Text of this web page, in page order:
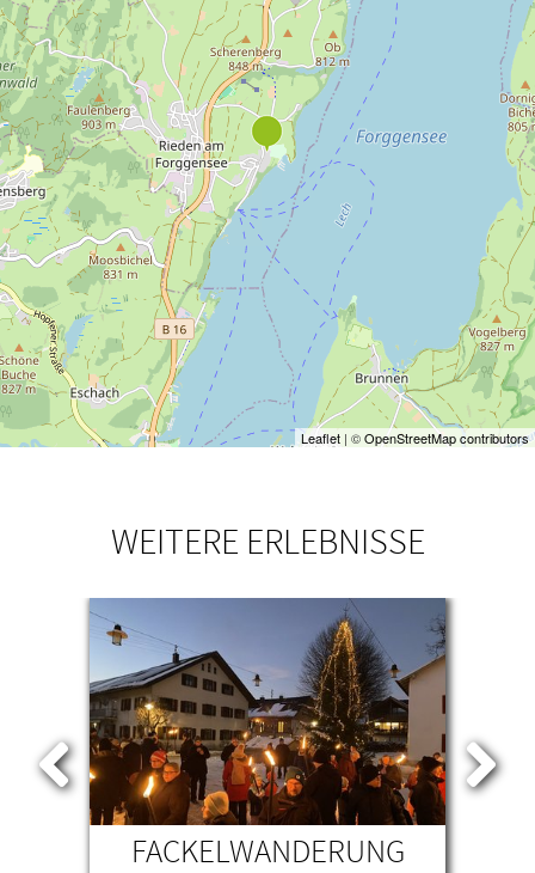
Leaflet | ©OpenStreetMap contributors
WEITERE ERLEBNISSE
FACKELWANDERUNG